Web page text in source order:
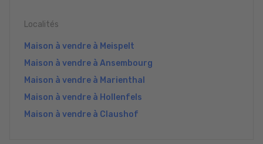
Localités
Maison à vendre à Meispelt
Maison à vendre à Ansembourg
Maison à vendre à Marienthal
Maison à vendre à Hollenfels
Maison à vendre à Claushof